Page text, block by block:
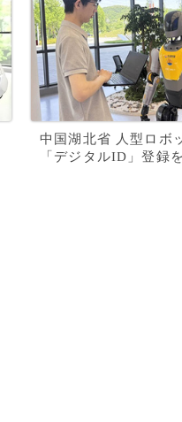
中国湖北省 人型ロボ
「デジタルID」登録